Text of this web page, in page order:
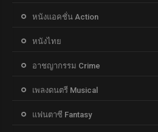
หนังแอคชั่น Action
หนังไทย
อาชญากรรม Crime
เพลงดนตรี Musical
แฟนตาซี Fantasy